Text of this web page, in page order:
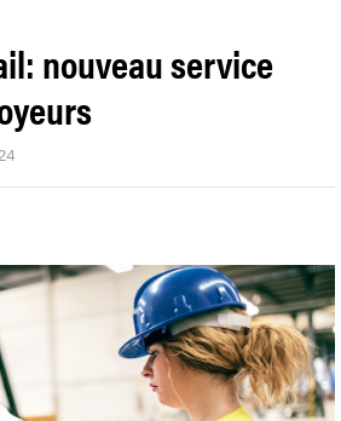
nouveau service